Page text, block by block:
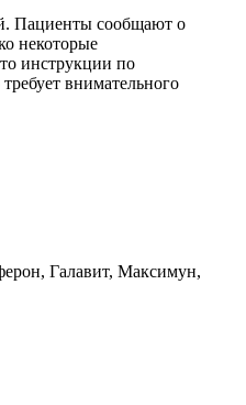
Пациенты сообщают о
некоторые
инструкции по
внимательного
Галавит, Максимун,